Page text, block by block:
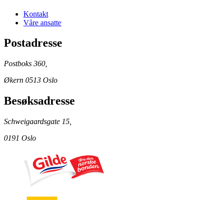
Kontakt
Våre ansatte
Postadresse
Postboks 360,
Økern 0513 Oslo
Besøksadresse
Schweigaardsgate 15,
0191 Oslo